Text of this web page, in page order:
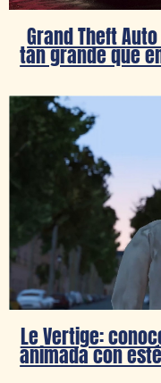
Grand Theft
tan grande que
Le Vertige:
animada con